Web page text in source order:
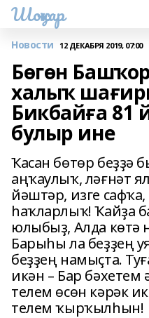
Шоңҡар
Новости 12 ДЕКАБРЯ 2019, 07:00
Бөгөн
халыҡ
Бикбайға 81
булыр ине
Ҡасан бөтөр беҙҙә
аңҡаулыҡ, ләғнәт
йәштәр, изге
һаҡларлыҡ! Ҡайҙа
юлыбыҙ, Алда көтә
Барыһы ла беҙҙең
беҙҙең намыҫта.
икән – Бар
телем өсөн кәрәк
телем ҡырҡылһын!